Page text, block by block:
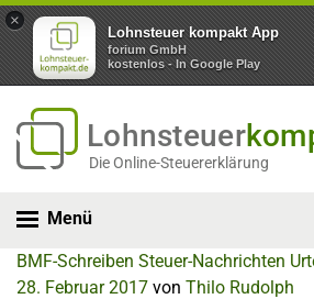
×
Lohnsteuer kompakt App
forium GmbH
kostenlos - In Google Play
Lohnsteuer
Die Online-Steuererklärung
Menü
BMF-Schreiben Steuer-Nachrichten
28. Februar 2017 von Thilo Rudolph